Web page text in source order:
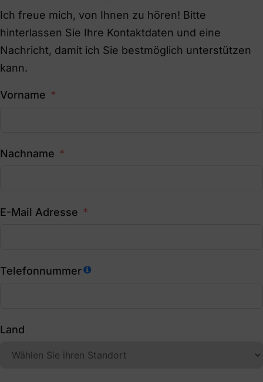
Ich freue mich, von Ihnen zu hören! Bitte
hinterlassen Sie Ihre Kontaktdaten und eine
Nachricht, damit ich Sie bestmöglich unterstützen
kann.
Vorname
Nachname
E-Mail Adresse
Telefonnummer
Land